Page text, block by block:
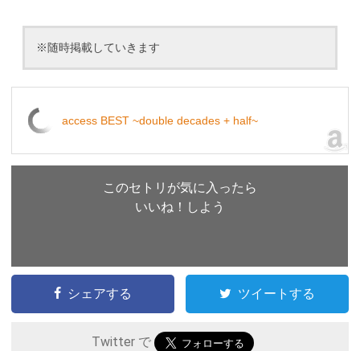
※随時掲載していきます
access BEST ~double decades + half~
このセトリが気に入ったら
いいね！しよう
シェアする ツイートする
Twitter で